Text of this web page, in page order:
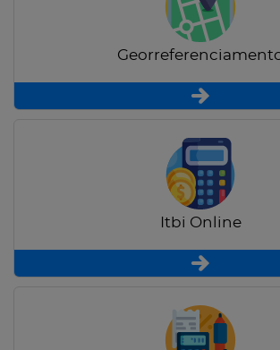
Itbi Online